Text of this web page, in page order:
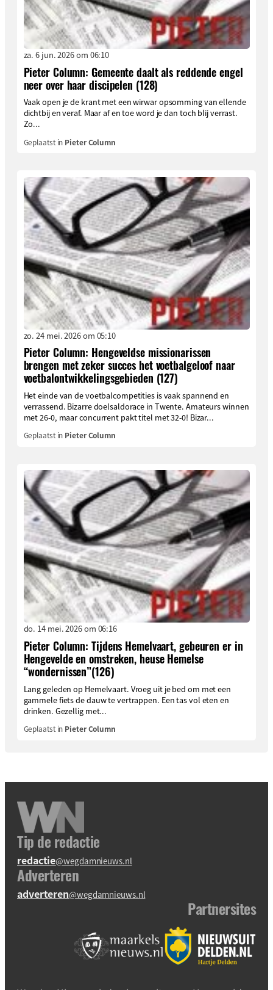
za. 6 jun. 2026 om 06:10
Pieter Column: Gemeente daalt als reddende engel
neer over haar discipelen (128)
Vaak open je de krant met een wirwar opsomming van ellende
dichtbij en veraf. Maar af en toe word je dan toch blij verrast.
Zo...
Geplaatst in Pieter Column
zo. 24 mei. 2026 om 05:10
Pieter Column: Hengeveldse missionarissen
brengen met zeker succes het voetbalgeloof naar
voetbalontwikkelingsgebieden (127)
Het einde van de voetbalcompetities is vaak spannend en
verrassend. Bizarre doelsaldorace in Twente. Amateurs winnen
met 26-0, maar concurrent pakt titel met 32-0! Bizar...
Geplaatst in Pieter Column
do. 14 mei. 2026 om 06:16
Pieter Column: Tijdens Hemelvaart, gebeuren er in
Hengevelde en omstreken, heuse Hemelse
“wondernissen”(126)
Lang geleden op Hemelvaart. Vroeg uit je bed om met een
gammele fiets de dauw te vertrappen. Een tas vol eten en
drinken. Gezellig met...
Geplaatst in Pieter Column
Tip de redactie
redactie@wegdamnieuws.nl
Adverteren
adverteren@wegdamnieuws.nl
Partnersites